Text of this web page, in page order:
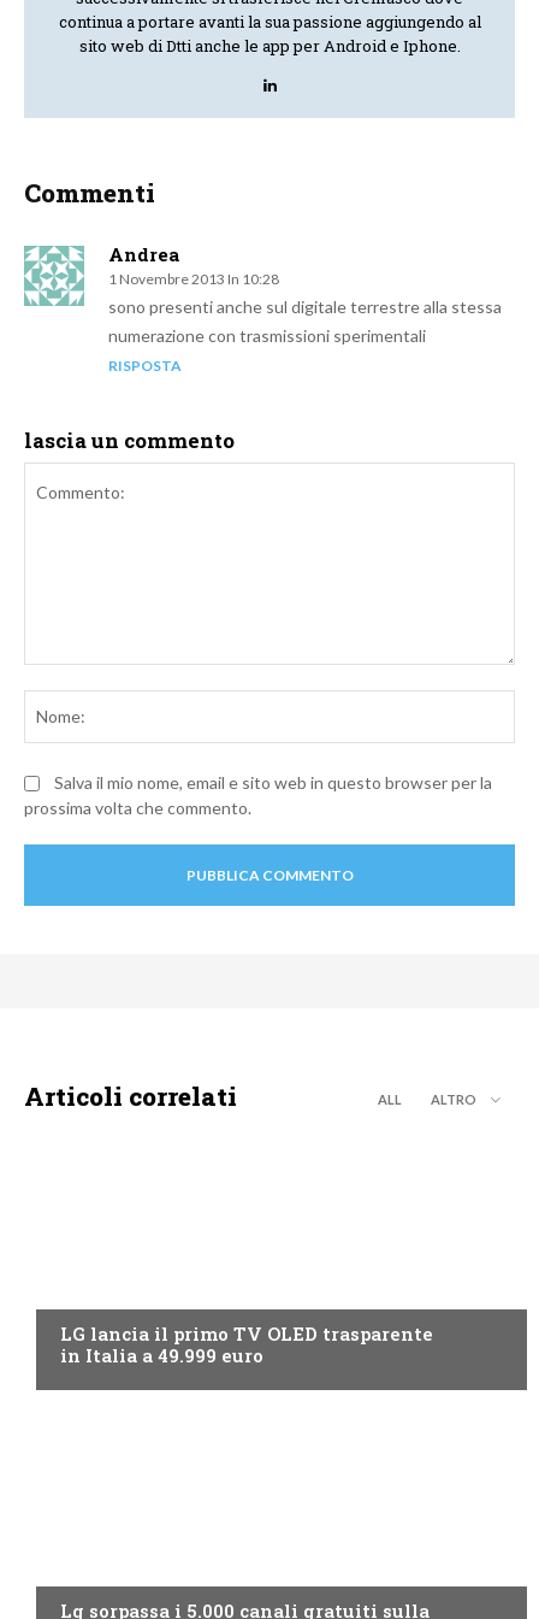
continua a portare avanti la sua passione aggiungendo al
sito web di Dtti anche le app per Android e Iphone.
Commenti
Andrea
1 Novembre 2013 In 10:28
sono presenti anche sul digitale terrestre alla stessa
numerazione con trasmissioni sperimentali
RISPOSTA
lascia un commento
Salva il mio nome, email e sito web in questo browser per la
prossima volta che commento.
Articoli correlati ALL ALTRO
LG lancia il primo TV OLED trasparente
in Italia a 49.999 euro
Lg sorpassa i 5.000 canali gratuiti sulla